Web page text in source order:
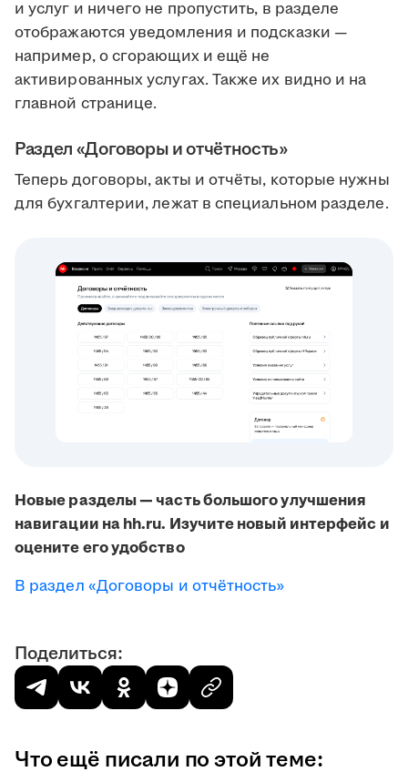
и услуг и ничего не пропустить, в разделе
отображаются уведомления и подсказки —
например, о сгорающих и ещё не
активированных услугах. Также их видно и на
главной странице.
Раздел «Договоры и отчётность»
Теперь договоры, акты и отчёты, которые нужны
для бухгалтерии, лежат в специальном разделе.
Новые разделы — часть большого улучшения
навигации на hh.ru. Изучите новый интерфейс и
оцените его удобство
В раздел «Договоры и отчётность»
Поделиться:
Что ещё писали по этой теме: